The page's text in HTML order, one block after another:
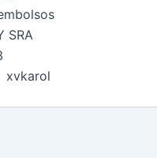
SRA
xvkarol